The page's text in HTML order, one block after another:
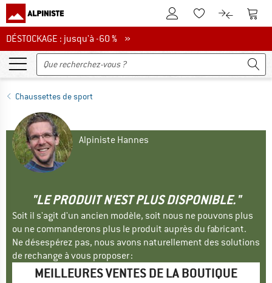
Vers le compte client
Vers la liste
Vers le
DÉSTOCKAGE : jusqu'à -60 %
DÉSTOCKAGE : jusqu'à -60 % »
Chaussettes de sport
Alpiniste Hannes
"LE PRODUIT N'EST PLUS DISPONIBLE."
Soit il s'agit d'un ancien modèle, soit nous ne pouvons plus
ou ne commanderons plus le produit auprès du fabricant.
Ne désespérez pas, nous avons naturellement des solutions
de rechange à vous proposer :
MEILLEURES VENTES DE LA BOUTIQUE